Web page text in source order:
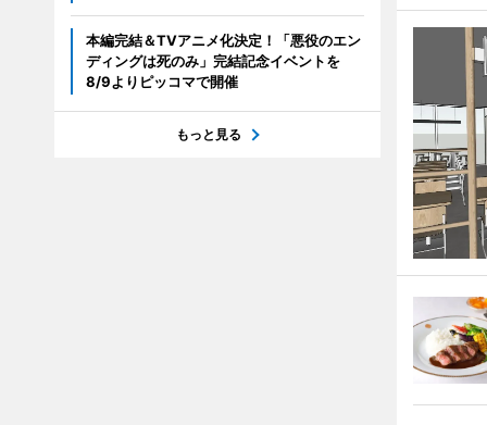
本編完結＆TVアニメ化決定！「悪役のエン
ディングは死のみ」完結記念イベントを
8/9よりピッコマで開催
もっと見る